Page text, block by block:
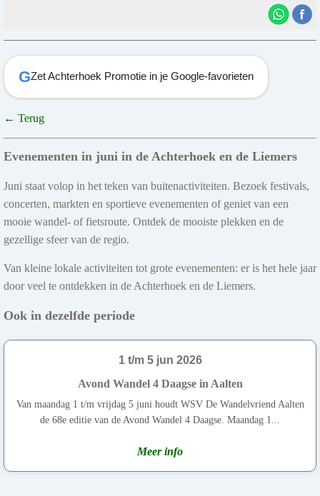
GZet Achterhoek Promotie in je Google-favorieten
← Terug
Evenementen in juni in de Achterhoek en de Liemers
Juni staat volop in het teken van buitenactiviteiten. Bezoek festivals,
concerten, markten en sportieve evenementen of geniet van een
mooie wandel- of fietsroute. Ontdek de mooiste plekken en de
gezellige sfeer van de regio.
Van kleine lokale activiteiten tot grote evenementen: er is het hele jaar
door veel te ontdekken in de Achterhoek en de Liemers.
Ook in dezelfde periode
1 t/m 5 jun 2026
Avond Wandel 4 Daagse in Aalten
Van maandag 1 t/m vrijdag 5 juni houdt WSV De Wandelvriend Aalten
de 68e editie van de Avond Wandel 4 Daagse. Maandag 1...
Meer info